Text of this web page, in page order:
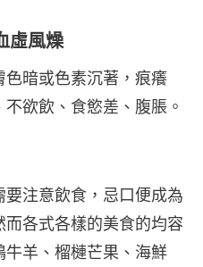
虛風燥
色暗或色素沉著，痕癢
欲飲、食慾差、腹脹。
注意飲食，忌口便成為
各式各樣的美食的均容
羊、榴槤芒果、海鮮